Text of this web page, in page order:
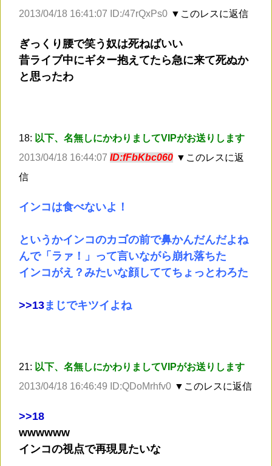
2013/04/18 16:41:07 ID:/47rQxPs0 ▼このレスに返信
ぎっくり腰で笑う奴は死ねばいい
昔ライブ中にギター抱えてたら急に来て死ぬか
と思ったわ
18: 以下、名無しにかわりましてVIPがお送りします
2013/04/18 16:44:07 ID:fFbKbc060 ▼このレスに返
信
インコは食べないよ！
というかインコのカゴの前で鼻かんだんだよね
んで「ラァ！」って言いながら崩れ落ちた
インコがえ？みたいな顔しててちょっとわろた
>>13まじでキツイよね
21: 以下、名無しにかわりましてVIPがお送りします
2013/04/18 16:46:49 ID:QDoMrhfv0 ▼このレスに返信
>>18
wwwwww
インコの視点で再現見たいな